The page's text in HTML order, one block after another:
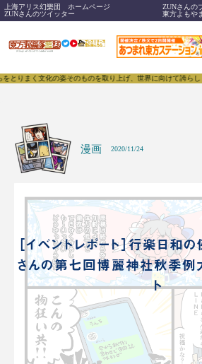
上海アリス幻樂団 ホームページ
ZUNさんの
ZUNさんのツイッター
東方よもや
そのものを取り上げ、世界に向けて誇らしく発信する
漫画 2020/11/24
［イベントレポート］行楽日和
さんの第七回博麗神社秋季例
ト